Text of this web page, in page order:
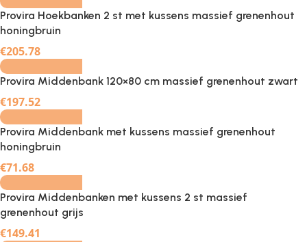
Provira Hoekbanken 2 st met kussens massief grenenhout
honingbruin
€205.78
-
Provira Middenbank 120×80 cm massief grenenhout zwart
€197.52
- +
Provira Middenbank met kussens massief grenenhout
honingbruin
€71.68
-
Provira Middenbanken met kussens 2 st massief
grenenhout grijs
€149.41
- +